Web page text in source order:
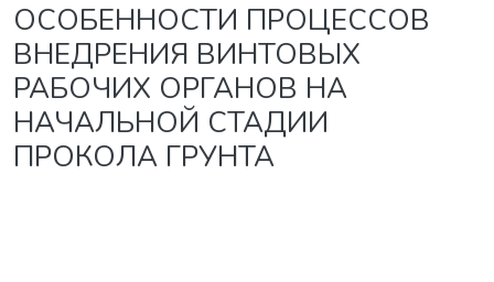
ОСОБЕННОСТИ ПРОЦЕССОВ
ВНЕДРЕНИЯ ВИНТОВЫХ
РАБОЧИХ ОРГАНОВ НА
НАЧАЛЬНОЙ СТАДИИ
ПРОКОЛА ГРУНТА